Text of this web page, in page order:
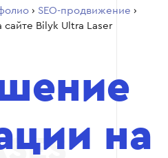
› SEO-продвижение ›
Bilyk Ultra Laser
на